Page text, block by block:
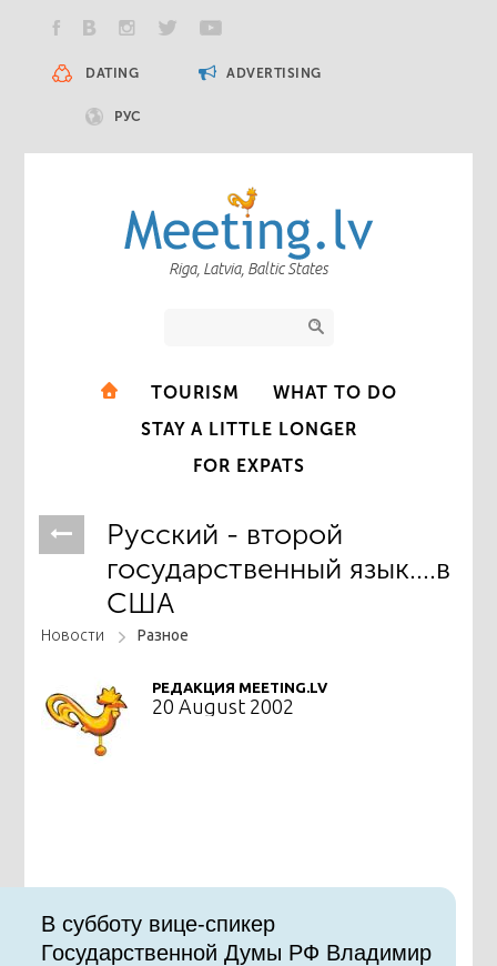
DATING ADVERTISING
РУС
Riga, Latvia, Baltic States
TOURISM
WHAT TO DO
STAY A LITTLE LONGER
FOR EXPATS
Русский - второй
государственный язык....в
США
Новости Разное
РЕДАКЦИЯ MEETING.LV
20 August 2002
В субботу вице-спикер
Государственной Думы РФ Владимир